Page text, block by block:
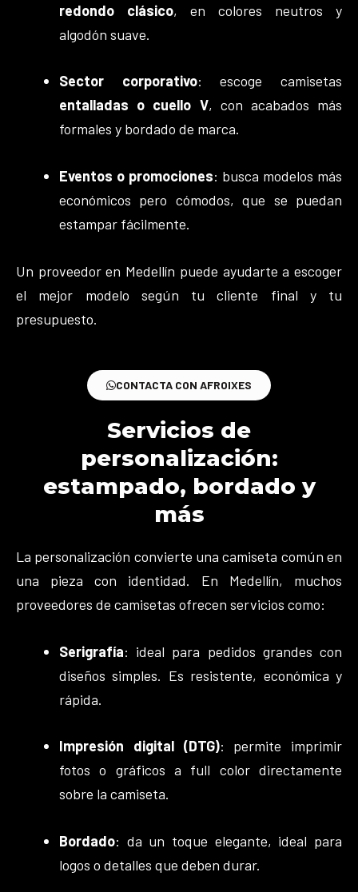
redondo clásico, en colores neutros y
algodón suave.
Sector corporativo: escoge camisetas
entalladas o cuello V, con acabados más
formales y bordado de marca.
Eventos o promociones: busca modelos más
económicos pero cómodos, que se puedan
estampar fácilmente.
Un proveedor en Medellín puede ayudarte a escoger
el mejor modelo según tu cliente final y tu
presupuesto.
CONTACTA CON AFROIXES
Servicios de
personalización:
estampado, bordado y
más
La personalización convierte una camiseta común en
una pieza con identidad. En Medellín, muchos
proveedores de camisetas ofrecen servicios como:
Serigrafía: ideal para pedidos grandes con
diseños simples. Es resistente, económica y
rápida.
Impresión digital (DTG): permite imprimir
fotos o gráficos a full color directamente
sobre la camiseta.
Bordado: da un toque elegante, ideal para
logos o detalles que deben durar.